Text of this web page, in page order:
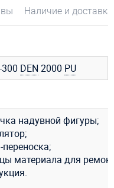
Наличие и доставка
DEN 2000 PU
надувной фигуры;
материала для